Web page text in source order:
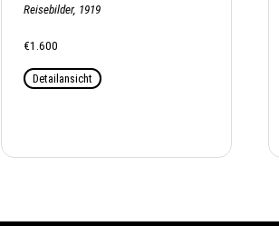
Reisebilder, 1919
€1.600
Detailansicht